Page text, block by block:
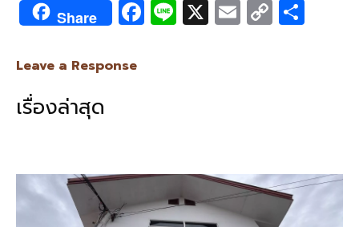
Share F
k
Li X E C
Leave a Response
เรื่องล่าสุด